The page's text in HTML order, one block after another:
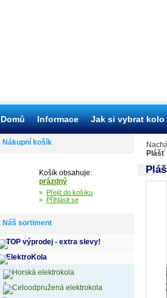
Plášť
Nákupní košík
Košík obsahuje:
prázdný
» Přejít do košíku
» Přihlásit se
Náš sortiment
TOP výprodej - extra slevy!
ElektroKola
Horská elektrokola
Celoodpružená elektrokola
Domů Informace Jak si vybrat kolo